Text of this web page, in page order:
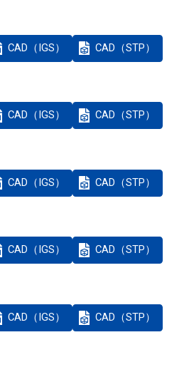
CAD（IGS） CAD（STP）
CAD（IGS） CAD（STP）
CAD（IGS） CAD（STP）
CAD（IGS） CAD（STP）
CAD（IGS） CAD（STP）